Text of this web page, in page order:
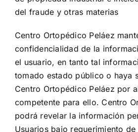
del fraude y otras materias
Centro Ortopédico Peláez
confidencialidad de la
el usuario, en tanto tal
tomado estado público o haya
Centro Ortopédico Peláez por
competente para ello. Centro
podrá revelar la información
Usuarios bajo requerimiento